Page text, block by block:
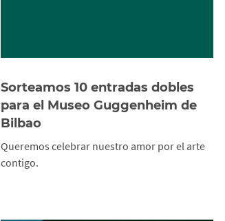
Sorteamos 10 entradas dobles
para el Museo Guggenheim de
Bilbao
Queremos celebrar nuestro amor por el arte
contigo.